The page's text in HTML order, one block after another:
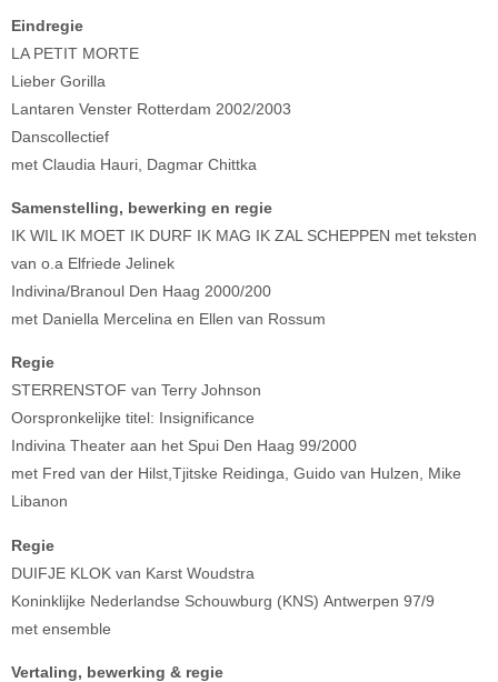
Eindregie
LA PETIT MORTE
Lieber Gorilla
Lantaren Venster Rotterdam 2002/2003
Danscollectief
met Claudia Hauri, Dagmar Chittka
Samenstelling, bewerking en regie
IK WIL IK MOET IK DURF IK MAG IK ZAL SCHEPPEN met teksten
van o.a Elfriede Jelinek
Indivina/Branoul Den Haag 2000/200
met Daniella Mercelina en Ellen van Rossum
Regie
STERRENSTOF van Terry Johnson
Oorspronkelijke titel: Insignificance
Indivina Theater aan het Spui Den Haag 99/2000
met Fred van der Hilst,Tjitske Reidinga, Guido van Hulzen, Mike
Libanon
Regie
DUIFJE KLOK van Karst Woudstra
Koninklijke Nederlandse Schouwburg (KNS) Antwerpen 97/9
met ensemble
Vertaling, bewerking & regie